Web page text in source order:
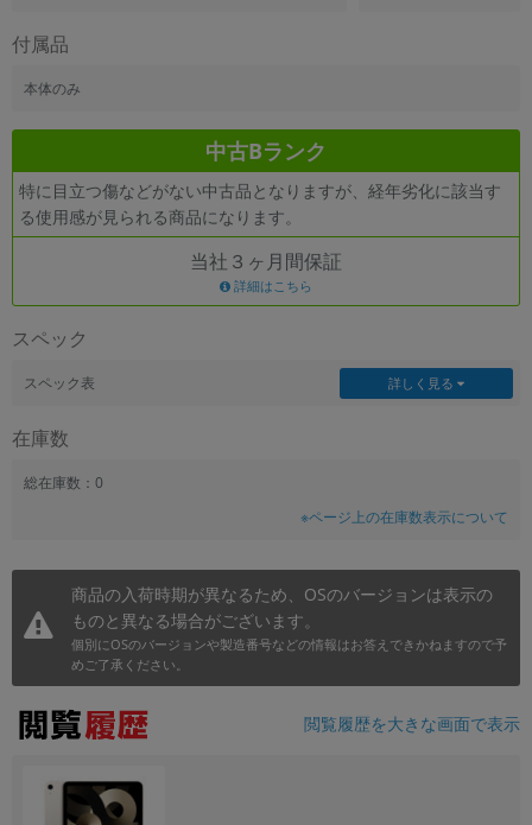
付属品
本体のみ
中古Bランク
特に目立つ傷などがない中古品となりますが、経年劣化に該当す
る使用感が見られる商品になります。
当社３ヶ月間保証
詳細はこちら
スペック
スペック表 詳しく見る
在庫数
総在庫数：0
※ページ上の在庫数表示について
商品の入荷時期が異なるため、OSのバージョンは表示の
ものと異なる場合がございます。
個別にOSのバージョンや製造番号などの情報はお答えできかねますので予
めご了承ください。
閲覧履歴を大きな画面で表示
商品状態の絞り込み
CPUの絞り込み
OS
メモリ
円 ～ 円
発売日